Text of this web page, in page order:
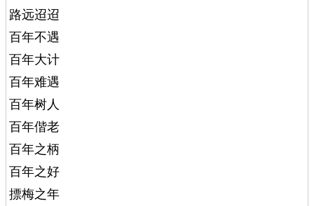
路远迢迢
百年不遇
百年大计
百年难遇
百年树人
百年偕老
百年之柄
百年之好
摽梅之年